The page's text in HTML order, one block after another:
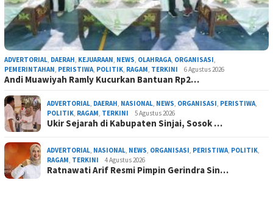
ADVERTORIAL, DAERAH, KEJUARAAN, NEWS, OLAHRAGA, ORGANISASI,
PEMERINTAHAN, PERISTIWA, POLITIK, RAGAM, TERKINI 6 Agustus 2026
Andi Muawiyah Ramly Kucurkan Bantuan Rp2…
ADVERTORIAL, DAERAH, NASIONAL, NEWS, ORGANISASI, PERISTIWA,
POLITIK, RAGAM, TERKINI 5 Agustus 2026
Ukir Sejarah di Kabupaten Sinjai, Sosok …
ADVERTORIAL, NASIONAL, NEWS, ORGANISASI, PERISTIWA, POLITIK,
RAGAM, TERKINI 4 Agustus 2026
Ratnawati Arif Resmi Pimpin Gerindra Sin…